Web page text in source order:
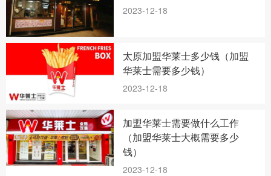
2023-12-18
太原加盟华莱士多少钱（加盟
华莱士需要多少钱）
2023-12-18
加盟华莱士需要做什么工作
（加盟华莱士大概需要多少
钱）
2023-12-18